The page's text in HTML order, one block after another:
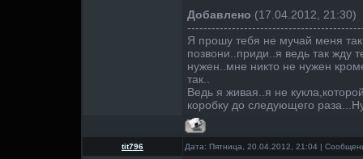
Добавлено (17.04.2012, 21:30)
Я прошу тебя не мучай меня
позвони..приди..я ведь так жду
нужен..мне никто не нужен
так..
Ведь я живая..я не
коробку до следующего
tit796 Дата: Пятница, 20.04.2012, 21:04 |